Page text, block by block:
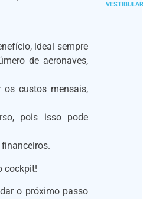
ideal sempre
de aeronaves,
os custos mensais,
pois isso pode
cockpit!
o próximo passo
VESTIBULAR